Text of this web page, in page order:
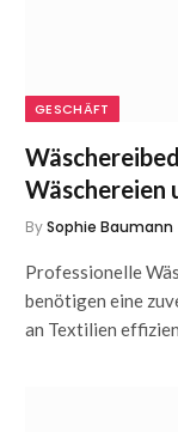
GESCHÄFT
Wäschereien
BySophie Baumann
Professionelle
benötigen eine
an Textilien